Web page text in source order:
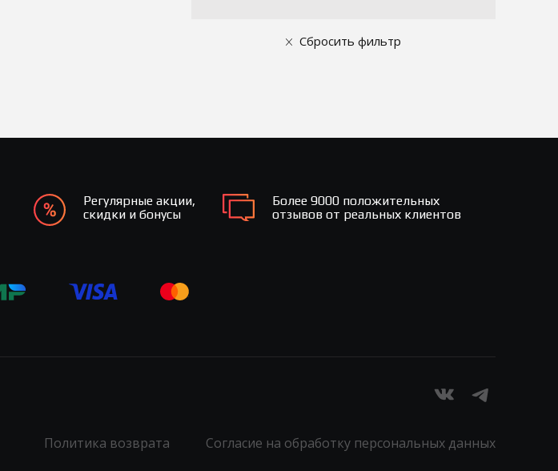
Сбросить фильтр
Регулярные акции,
скидки и бонусы
Более 9000 положительных
отзывов от реальных клиентов
Политика возврата Согласие на обработку персональных данных